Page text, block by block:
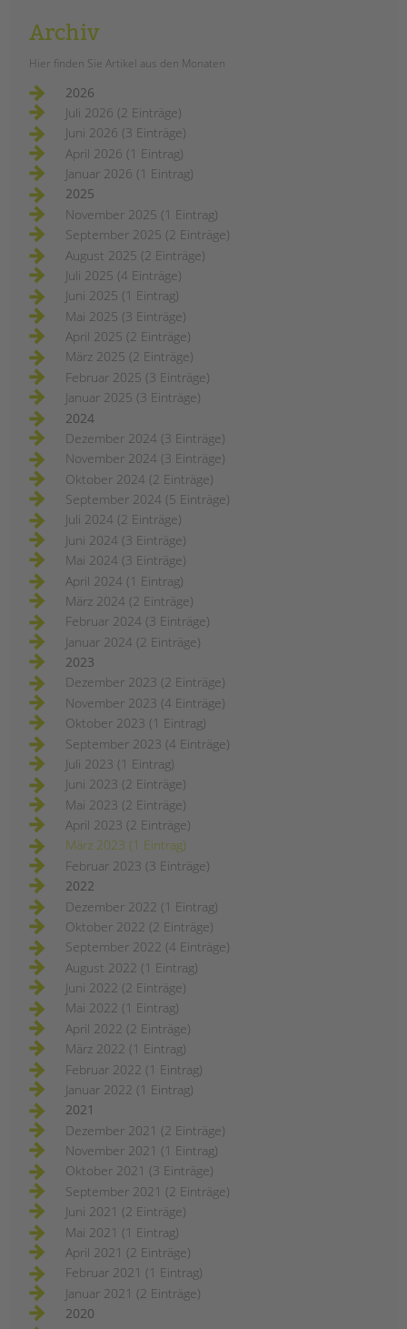
Datenschutz
Archiv
Hier finden Sie Artikel aus den Monaten
2026
Juli 2026 (2 Einträge)
Juni 2026 (3 Einträge)
April 2026 (1 Eintrag)
Januar 2026 (1 Eintrag)
2025
November 2025 (1 Eintrag)
September 2025 (2 Einträge)
August 2025 (2 Einträge)
Juli 2025 (4 Einträge)
Juni 2025 (1 Eintrag)
Mai 2025 (3 Einträge)
April 2025 (2 Einträge)
März 2025 (2 Einträge)
Februar 2025 (3 Einträge)
Januar 2025 (3 Einträge)
2024
Dezember 2024 (3 Einträge)
November 2024 (3 Einträge)
Oktober 2024 (2 Einträge)
September 2024 (5 Einträge)
Juli 2024 (2 Einträge)
Juni 2024 (3 Einträge)
Mai 2024 (3 Einträge)
April 2024 (1 Eintrag)
März 2024 (2 Einträge)
Februar 2024 (3 Einträge)
Januar 2024 (2 Einträge)
2023
Dezember 2023 (2 Einträge)
November 2023 (4 Einträge)
Oktober 2023 (1 Eintrag)
September 2023 (4 Einträge)
Juli 2023 (1 Eintrag)
Juni 2023 (2 Einträge)
Mai 2023 (2 Einträge)
April 2023 (2 Einträge)
März 2023 (1 Eintrag)
Februar 2023 (3 Einträge)
2022
Dezember 2022 (1 Eintrag)
Oktober 2022 (2 Einträge)
September 2022 (4 Einträge)
August 2022 (1 Eintrag)
Juni 2022 (2 Einträge)
Mai 2022 (1 Eintrag)
April 2022 (2 Einträge)
März 2022 (1 Eintrag)
Februar 2022 (1 Eintrag)
Januar 2022 (1 Eintrag)
2021
Dezember 2021 (2 Einträge)
November 2021 (1 Eintrag)
Oktober 2021 (3 Einträge)
September 2021 (2 Einträge)
Juni 2021 (2 Einträge)
Mai 2021 (1 Eintrag)
April 2021 (2 Einträge)
Februar 2021 (1 Eintrag)
Januar 2021 (2 Einträge)
2020